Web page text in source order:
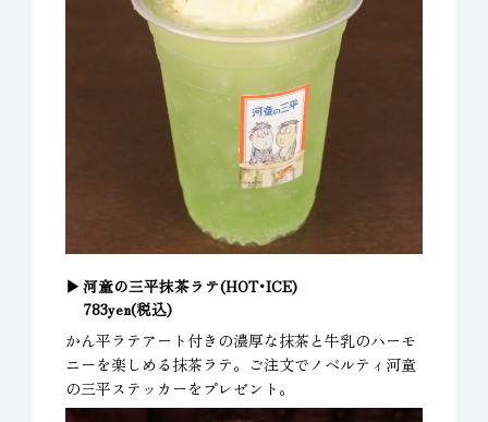
河童の三平抹茶ラテ(HOT･ICE)
783yen(税込)
かん平ラテアート付きの濃厚な抹茶と牛乳のハーモ
ニーを楽しめる抹茶ラテ。ご注文でノベルティ河童
の三平ステッカーをプレゼント。